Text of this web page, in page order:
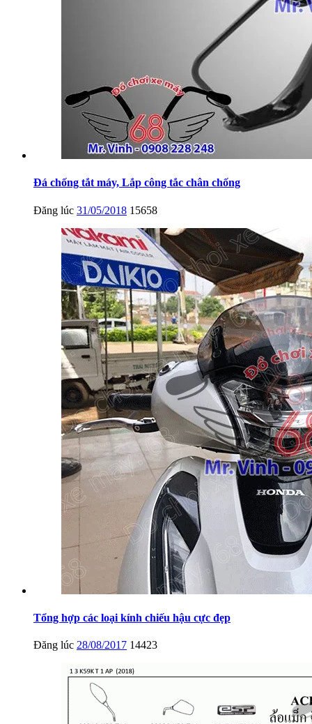
Đá chống tắt máy, Lắp công tắc chân chống
Đăng lúc 31/05/2018 15658
Tổng hợp các loại kính chiếu hậu cực đẹp
Đăng lúc 28/08/2017 14423